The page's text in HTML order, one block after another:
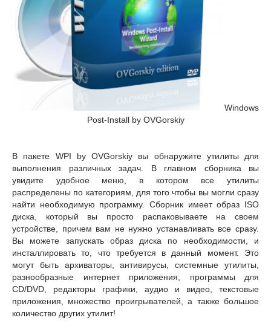
Windows
Post-Install by OVGorskiy
В пакете WPI by OVGorskiy вы обнаружите утилиты для
выполнения различных задач. В главном сборника вы
увидите удобное меню, в котором все утилиты
распределены по категориям, для того чтобы вы могли сразу
найти необходимую программу. Сборник имеет образ ISO
диска, который вы просто распаковываете на своем
устройстве, причем вам не нужно устанавливать все сразу.
Вы можете запускать образ диска по необходимости, и
инсталлировать то, что требуется в данный момент. Это
могут быть архиваторы, антивирусы, системные утилиты,
разнообразные интернет приложения, программы для
CD/DVD, редакторы графики, аудио и видео, текстовые
приложения, множество проигрывателей, а также большое
количество других утилит!